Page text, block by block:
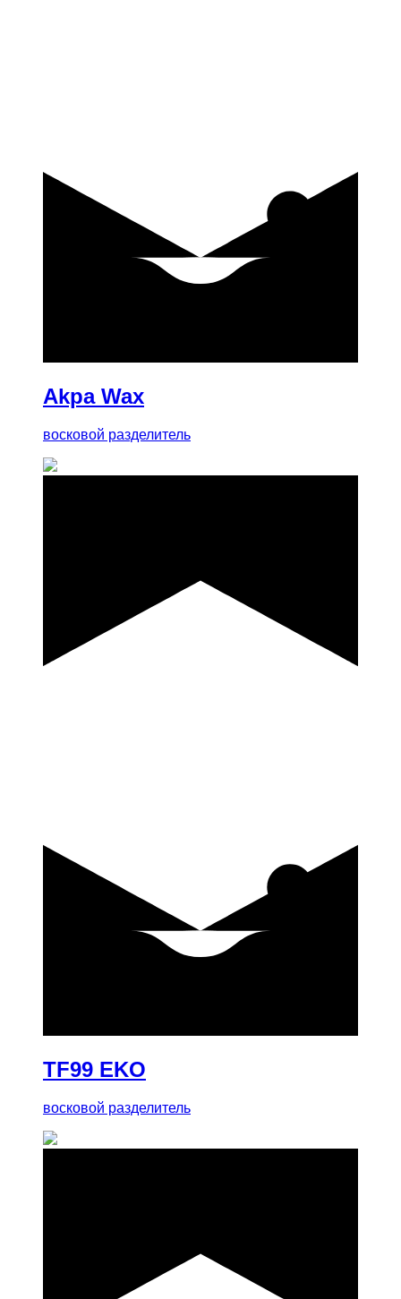
Akpa Wax
восковой разделитель
TF99 EKO
восковой разделитель